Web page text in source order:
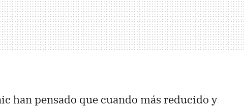
han pensado que cuando más reducido y